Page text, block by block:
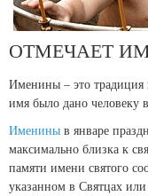
ОТМЕЧАЕТ
Именины – это традиция
имя было дано человеку
Именины в январе
максимально близка к
памяти имени святого
указанном в Святцах